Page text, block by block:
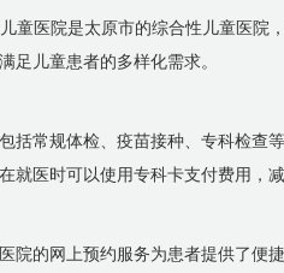
童医院是太原市的综合性儿童医院
足儿童患者的多样化需求。
括常规体检、疫苗接种、专科检查
就医时可以使用专科卡支付费用，减
院的网上预约服务为患者提供了便